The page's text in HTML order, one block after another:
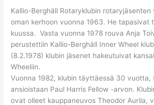
Kallio-Berghäll Rotaryklubin
oman kerhoon vuonna 1963. He tapasivat
kuussa. Vasta vuonna 1978 rouva Anja
perustettiin Kallio-Berghäll Inner Wheel
(8.2.1978) klubin jäsenet hakeutuivat
Wheeliin.
Vuonna 1982, klubin täyttäessä 30 vuotta,
ansioistaan Paul Harris Fellow -arvon.
ovat olleet kauppaneuvos Theodor Aurila,